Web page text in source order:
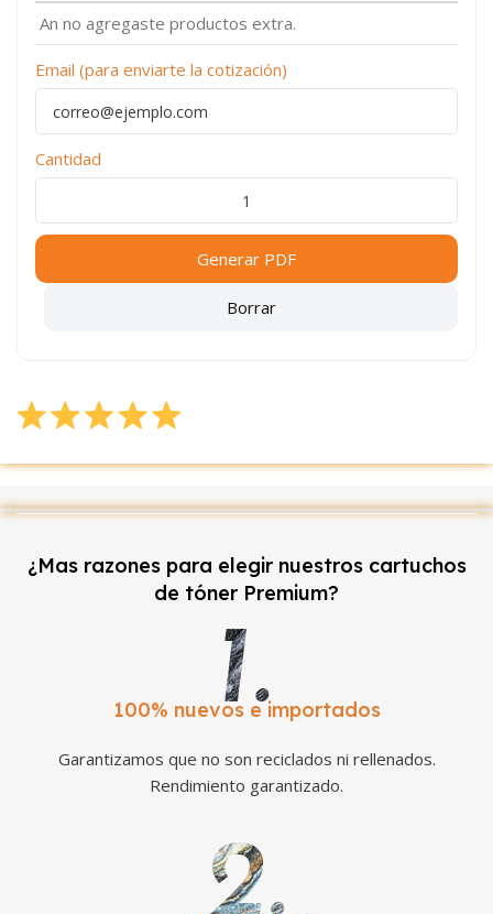
An no agregaste productos extra.
Email (para enviarte la cotización)
Cantidad
Generar PDF
Borrar
¿Mas razones para elegir nuestros cartuchos
de tóner Premium?
100% nuevos e importados
Garantizamos que no son reciclados ni rellenados.
Rendimiento garantizado.